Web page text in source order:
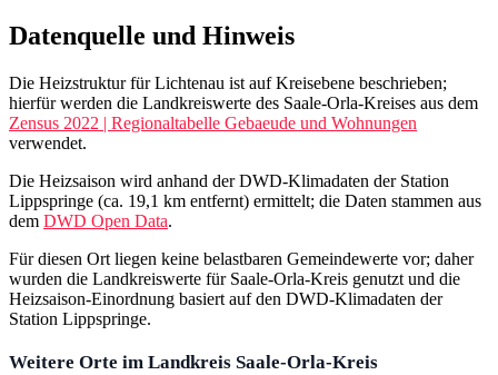
Datenquelle und Hinweis
Die Heizstruktur für Lichtenau ist auf Kreisebene beschrieben;
hierfür werden die Landkreiswerte des Saale-Orla-Kreises aus dem
Zensus 2022 | Regionaltabelle Gebaeude und Wohnungen
verwendet.
Die Heizsaison wird anhand der DWD-Klimadaten der Station
Lippspringe (ca. 19,1 km entfernt) ermittelt; die Daten stammen aus
dem DWD Open Data.
Für diesen Ort liegen keine belastbaren Gemeindewerte vor; daher
wurden die Landkreiswerte für Saale-Orla-Kreis genutzt und die
Heizsaison-Einordnung basiert auf den DWD-Klimadaten der
Station Lippspringe.
Weitere Orte im Landkreis Saale-Orla-Kreis